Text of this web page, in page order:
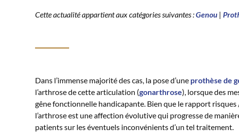
Cette actualité appartient aux catégories suivantes :Genou |
Dans l’immense majorité des cas, la pose d’une prothèse de
l’arthrose de cette articulation (gonarthrose), lorsque des
gêne fonctionnelle handicapante. Bien que le rapport
l’arthrose est une affection évolutive qui progresse de
patients sur les éventuels inconvénients d’un tel traitement.